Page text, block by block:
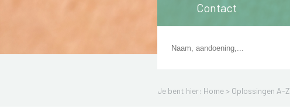
Contact
Je bent hier: Home > Oplossingen A-Z